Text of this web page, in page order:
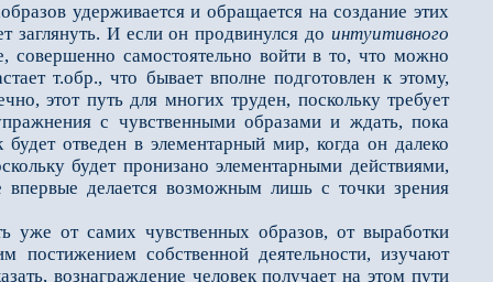
удерживается и обращается на создание этих
заглянуть. И если он продвинулся до интуитивного
совершенно самостоятельно войти в то, что можно
т.обр., что бывает вполне подготовлен к этому,
этот путь для многих труден, поскольку требует
с чувственными образами и ждать, пока
отведен в элементарный мир, когда он далеко
будет пронизано элементарными действиями,
делается возможным лишь с точки зрения
от самих чувственных образов, от выработки
постижением собственной деятельности, изучают
вознаграждение человек получает на этом пути